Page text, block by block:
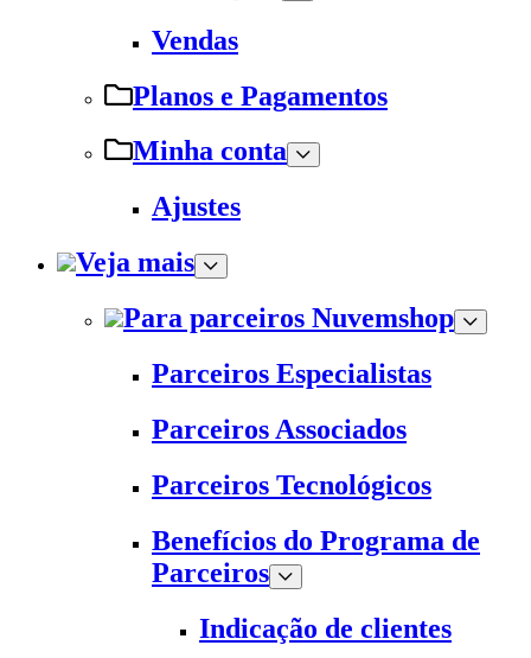
Vendas
Planos e Pagamentos
Minha conta
Ajustes
Veja mais
Para parceiros Nuvemshop
Parceiros Especialistas
Parceiros Associados
Parceiros Tecnológicos
Benefícios do Programa de
Parceiros
Indicação de clientes